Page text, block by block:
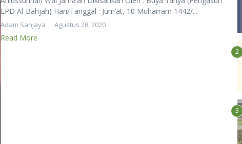
LPD Al-Bahjah) Hari/Tanggal : Jum’at, 10 Muharram 1442/...
Adam Sanjaya Agustus 28, 2020
Read More
2
3